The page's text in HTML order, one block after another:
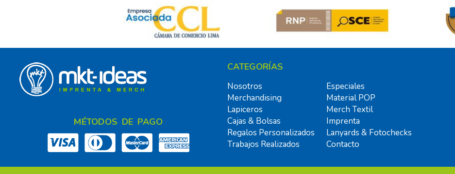
MÉTODOS DE PAGO
CATEGORÍAS
Nosotros
Especiales
Merchandising
Material POP
Lapiceros
Merch Textil
Cajas & Bolsas
Imprenta
Regalos Personalizados
Lanyards & Fotochecks
Trabajos Realizados
Contacto